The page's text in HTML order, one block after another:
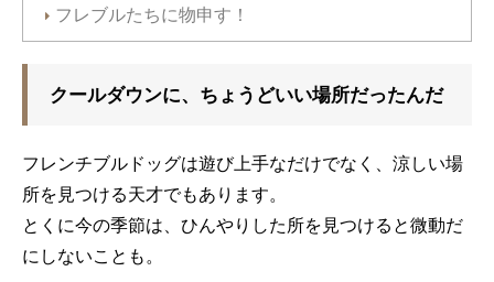
フレブルたちに物申す！
クールダウンに、ちょうどいい場所だったんだ
フレンチブルドッグは遊び上手なだけでなく、涼しい場
所を見つける天才でもあります。
とくに今の季節は、ひんやりした所を見つけると微動だ
にしないことも。